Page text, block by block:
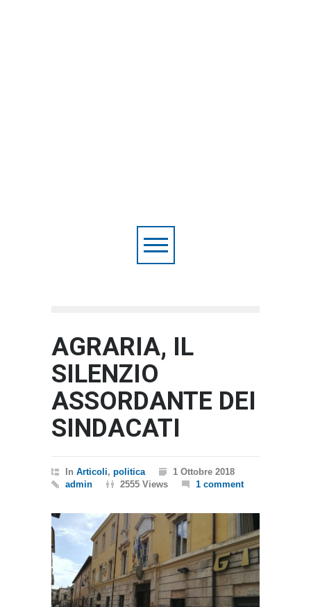
AGRARIA, IL
SILENZIO
ASSORDANTE DEI
SINDACATI
In Articoli, politica
1 Ottobre 2018
admin
2555 Views 1 comment